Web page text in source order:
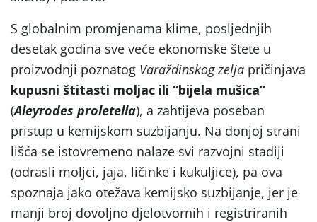
S globalnim promjenama klime, posljednjih
desetak godina sve veće ekonomske štete u
proizvodnji poznatog Varaždinskog zelja pričinjava
kupusni štitasti moljac ili “bijela mušica”
(Aleyrodes proletella), a zahtijeva poseban
pristup u kemijskom suzbijanju. Na donjoj strani
lišća se istovremeno nalaze svi razvojni stadiji
(odrasli moljci, jaja, ličinke i kukuljice), pa ova
spoznaja jako otežava kemijsko suzbijanje, jer je
manji broj dovoljno djelotvornih i registriranih